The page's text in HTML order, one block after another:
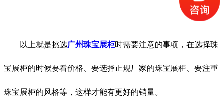
以上就是挑选广州珠宝展柜时需要注意的事项，在选择珠
宝展柜的时候要看价格、要选择正规厂家的珠宝展柜、要注重
珠宝展柜的风格等，这样才能有更好的销量。